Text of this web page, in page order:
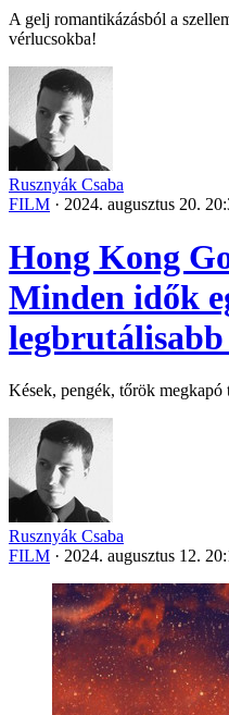
A gelj romantikázásból a
vérlucsokba!
Rusznyák Csaba
FILM · 2024. augusztus 20.
Hong Kong
Minden idők
Kések, pengék, tőrök megkapó
Rusznyák Csaba
FILM · 2024. augusztus 12.